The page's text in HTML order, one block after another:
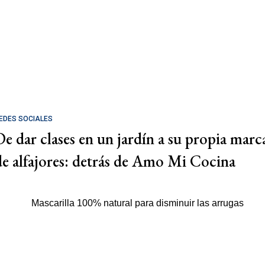
SOCIALES
dar clases en un jardín a su propia
alfajores: detrás de Amo Mi Cocina